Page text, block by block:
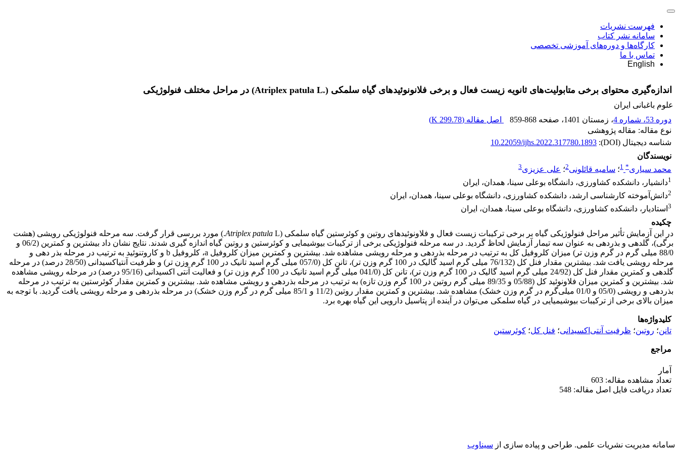
فهرست نشریات
سامانه نشر کتاب
کارگاه‌ها و دوره‌های آموزشی تخصصی
تماس با ما
English
اندازه‌گیری محتوای برخی متابولیت‌های ثانویه زیست فعال و برخی فلانونوئیدهای گیاه سلمکی ‏‏(‏Atriplex patula L.‎‏) در مراحل مختلف فنولوژیکی
علوم باغبانی ایران
دوره 53، شماره 4
، زمستان 1401 ، صفحه 859-868 اصل مقاله (299.78 K
)
نوع مقاله: مقاله پژوهشی
شناسه دیجیتال (DOI):
10.22059/ijhs.2022.317780.1893
نویسندگان
محمد سیاری*
1؛ سامیه قائلونی2؛ علی عزیزی3
1دانشیار، دانشکده کشاورزی، دانشگاه بوعلی سینا، همدان، ایران
2دانش‌آموخته کارشناسی ارشد، دانشکده کشاورزی، دانشگاه بوعلی سینا، همدان، ایران
3 استادیار، دانشکده کشاورزی، دانشگاه بوعلی سینا، همدان، ایران
چکیده
در این آزمایش تأثیر مراحل فنولوژیکی گیاه بر برخی ترکیبات زیست فعال و فلاونوئیدهای روتین و کوئرستین گیاه سلمکی (
Atriplex patula
L.) مورد بررسی قرار گرفت. سه مرحله فنولوژیکی رویشی (هشت
برگی)، گل­دهی و بذردهی به عنوان سه تیمار آزمایش لحاظ گردید. در سه مرحله فنولوژیکی برخی از ترکیبات بیوشیمایی و کوئرستین و روتین گیاه اندازه گیری شدند. نتایج نشان داد بیش­ترین و کمترین (06/2 و
88/0 میلی گرم در گرم وزن تر) میزان کلروفیل کل به ترتیب در مرحله بذر­دهی و مرحله رویشی مشاهده شد. بیشترین و کمترین میزان کلروفیل a، کلروفیل b و کاروتنوئید به ترتیب در مرحله بذر دهی و
مرحله رویشی یافت شد. بیشترین مقدار فنل کل (76/132 میلی گرم اسید گالیک در 100 گرم وزن تر)، تانن کل (057/0 میلی گرم اسید تانیک در 100 گرم وزن تر) و ظرفیت آنتی­اکسیدانی (28/50 درصد) در مرحله
گل­دهی و کم­ترین مقدار فنل کل (24/92 میلی گرم اسید گالیک در 100 گرم وزن تر)، تانن کل (041/0 میلی گرم اسید تانیک در 100 گرم وزن تر) و فعالیت آنتی اکسیدانی (95/16 درصد) در مرحله رویشی مشاهده
شد. بیش­ترین و کمترین میزان فلاونوئید کل (05/88 و 89/35 میلی گرم روتین در 100 گرم وزن تازه) به ترتیب در مرحله بذر­دهی و رویشی مشاهده شد. بیش­ترین و کم­ترین مقدار کوئرستین به ترتیب در مرحله
بذر­دهی و رویشی (05/0 و 01/0 میلی‌گرم در گرم وزن خشک) مشاهده شد. بیشترین و کمترین مقدار روتین (11/2 و 85/1 میلی گرم در گرم وزن خشک) در مرحله بذر­دهی و مرحله رویشی یافت گردید. با توجه به
میزان بالای برخی از ترکیبات بیوشیمیایی در گیاه سلمکی می‌توان در آینده از پتاسیل دارویی این گیاه بهره برد.
کلیدواژه‌ها
تانن؛ روتین؛ ظرفیت آنتی‌اکسیدانی؛ فنل کل؛ کوئرستین‏
مراجع
آمار
تعداد مشاهده مقاله: 603
تعداد دریافت فایل اصل مقاله: 548
سامانه مدیریت نشریات علمی. طراحی و پیاده سازی از سیناوب